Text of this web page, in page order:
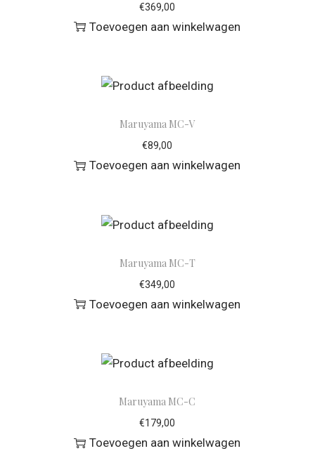
€369,00
Toevoegen aan winkelwagen
Maruyama MC-V
€89,00
Toevoegen aan winkelwagen
Maruyama MC-T
€349,00
Toevoegen aan winkelwagen
Maruyama MC-C
€179,00
Toevoegen aan winkelwagen